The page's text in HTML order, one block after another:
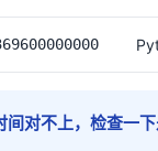
对不上，检查一